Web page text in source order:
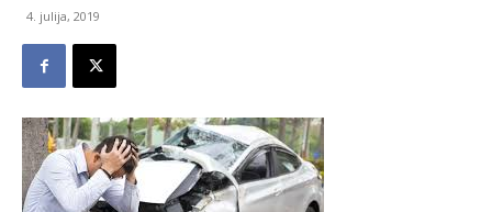
4. julija, 2019